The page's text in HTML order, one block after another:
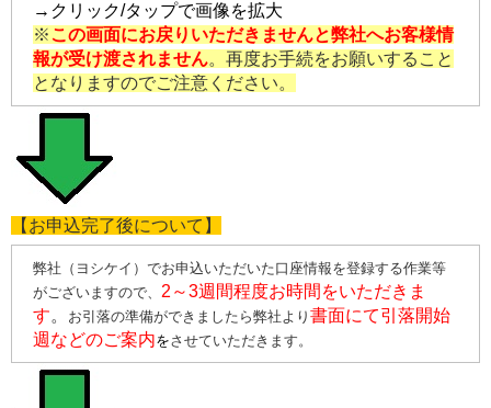
→クリック/タップで画像を拡大
※この画面にお戻りいただきませんと弊社へお客様情
報が受け渡されません。再度お手続をお願いすること
となりますのでご注意ください。
【お申込完了後について】
弊社（ヨシケイ）でお申込いただいた口座情報を登録する作業等
がございますので、2～3週間程度お時間をいただきま
す。 お引落の準備ができましたら弊社より書面にて引落開始
週などのご案内をさせていただきます。